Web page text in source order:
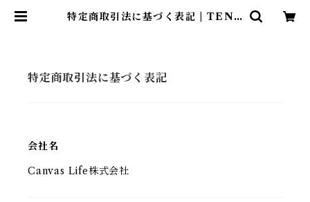
特定商取引法に基づく表記 | TENT
特定商取引法に基づく表記
会社名
Canvas Life株式会社